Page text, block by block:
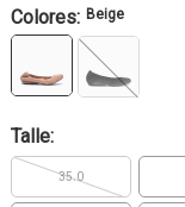
Colores: Beige
Talle:
35.0